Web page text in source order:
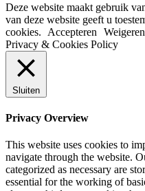
Deze website maakt gebruik
van deze website geeft u
cookies.
Accepteren
Weigeren
Privacy & Cookies Policy
Sluiten
Privacy Overview
This website uses cookies to
navigate through the website.
categorized as necessary are
essential for the working of